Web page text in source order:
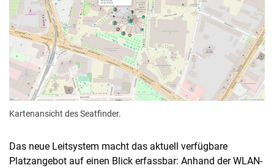
Kartenansicht des Seatfinder.
Das neue Leitsystem macht das aktuell verfügbare
Platzangebot auf einen Blick erfassbar: Anhand der WLAN-